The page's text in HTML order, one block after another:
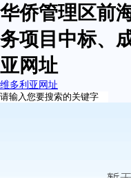
华侨管理区前
务项目中标、
亚网址
维多利亚网址